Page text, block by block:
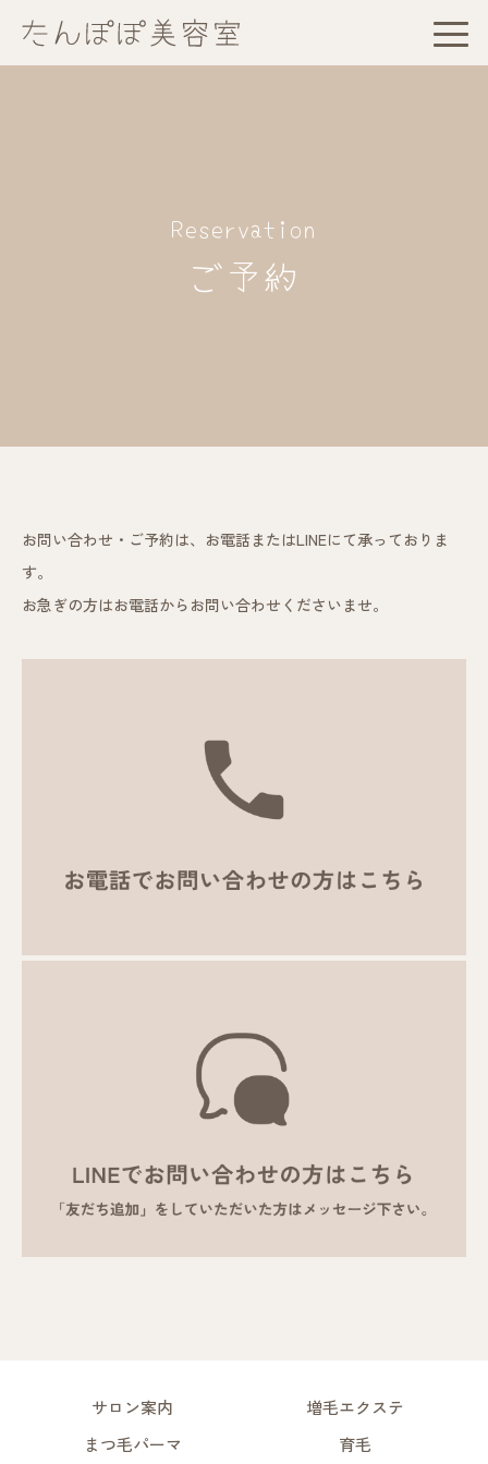
Reservation
ご予約
お問い合わせ・ご予約は、お電話またはLINEにて承っておりま
す。
お急ぎの方はお電話からお問い合わせくださいませ。
サロン案内
増毛エクステ
まつ毛パーマ
育毛